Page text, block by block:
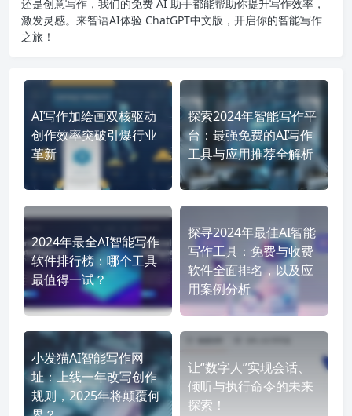
还是创意写作，我们的免费 AI 助手都能帮助你提升写作效率，
激发灵感。来智语AI体验 ChatGPT中文版 ，开启你的智能写作
之旅！
AI写作加绘画双核驱动
创作效率突破引爆行业
革新
探索2024年智能写作平
台：最强免费的AI写作
工具与应用推荐全解析
2024年最全AI智能写作
软件排行榜：哪个工具
最值得一试？
探寻2024年最佳AI智能
写作工具：免费与收费
软件全面排名，以及应
用案例分析
小发猫AI智能写作网
址：上线一年改写创作
规则，2025年将颠覆何
让“数字人”实现会话、
倾听与执行命令的未来
探索！